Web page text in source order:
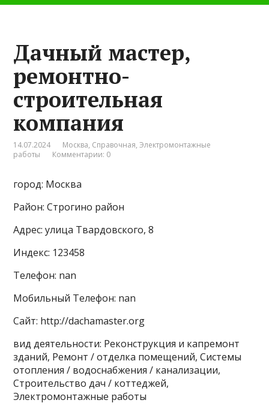
Дачный мастер,
ремонтно-
строительная
компания
14.07.2024 Москва, Справочная,Электромонтажные
работы
Комментарии: 0
город: Москва
Район: Строгино район
Адрес: улица Твардовского, 8
Индекс: 123458
Телефон: nan
Мобильный Телефон: nan
Сайт: http://dachamaster.org
вид деятельности: Реконструкция и капремонт
зданий, Ремонт / отделка помещений, Системы
отопления / водоснабжения / канализации,
Строительство дач / коттеджей,
Электромонтажные работы